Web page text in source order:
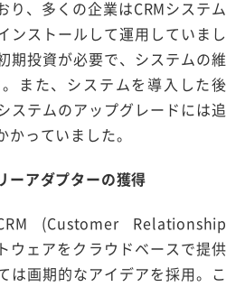
り、多くの企業はCRMシステム
ンストールして運用していまし
期投資が必要で、システムの維
また、システムを導入した後
ステムのアップグレードには追
っていました。
ーアダプターの獲得
(Customer Relationship
ェアをクラウドベースで提供
は画期的なアイデアを採用。こ